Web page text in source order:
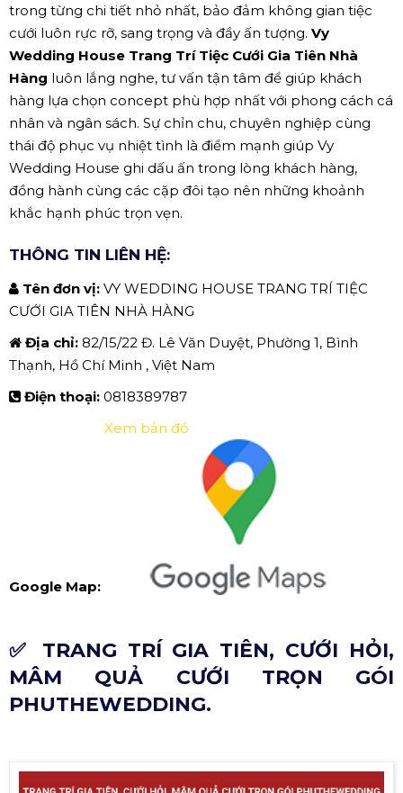
trong từng chi tiết nhỏ nhất, bảo đảm không gian tiệc
cưới luôn rực rỡ, sang trọng và đầy ấn tượng. Vy
Wedding House Trang Trí Tiệc Cưới Gia Tiên Nhà
Hàng luôn lắng nghe, tư vấn tận tâm để giúp khách
hàng lựa chọn concept phù hợp nhất với phong cách cá
nhân và ngân sách. Sự chỉn chu, chuyên nghiệp cùng
thái độ phục vụ nhiệt tình là điểm mạnh giúp Vy
Wedding House ghi dấu ấn trong lòng khách hàng,
đồng hành cùng các cặp đôi tạo nên những khoảnh
khắc hạnh phúc trọn vẹn.
THÔNG TIN LIÊN HỆ:
Tên đơn vị: VY WEDDING HOUSE TRANG TRÍ TIỆC
CƯỚI GIA TIÊN NHÀ HÀNG
Địa chỉ: 82/15/22 Đ. Lê Văn Duyệt, Phường 1, Bình
Thạnh, Hồ Chí Minh , Việt Nam
Điện thoại: 0818389787
Google Map:
Xem bản đồ
✅ TRANG TRÍ GIA TIÊN, CƯỚI HỎI,
MÂM QUẢ CƯỚI TRỌN GÓI
PHUTHEWEDDING.